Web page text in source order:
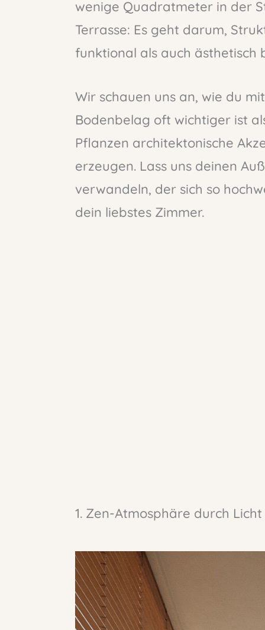
wenige Quadratmeter in der
Terrasse: Es geht darum,
funktional als auch ästhetisch
Wir schauen uns an, wie du
Bodenbelag oft wichtiger ist
Pflanzen architektonische
erzeugen. Lass uns deinen
verwandeln, der sich so
dein liebstes Zimmer.
1. Zen-Atmosphäre durch